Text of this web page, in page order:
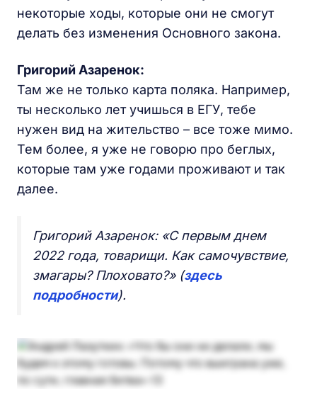
некоторые ходы, которые они не смогут
делать без изменения Основного закона.
Григорий Азаренок:
Там же не только карта поляка. Например,
ты несколько лет учишься в ЕГУ, тебе
нужен вид на жительство – все тоже мимо.
Тем более, я уже не говорю про беглых,
которые там уже годами проживают и так
далее.
Григорий Азаренок: «С первым днем
2022 года, товарищи. Как самочувствие,
змагары? Плоховато?» (здесь
подробности).